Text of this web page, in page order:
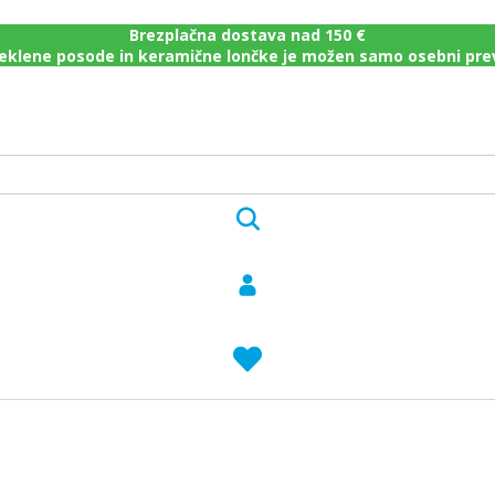
Brezplačna dostava nad 150 €
posode in keramične lončke je možen samo osebni